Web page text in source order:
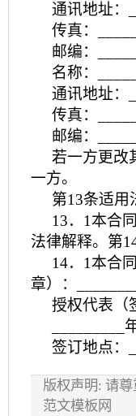
通讯地址：
传真：
邮编：
名称：
通讯地址：
传真：
邮编：
若一方更改
一方。
第13条适用
13．1本合
法律解释。第
14．1本合
章）：
授权代表（
签订地点：
版权声明: 请
范文模板网